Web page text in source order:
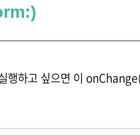
행하고 싶으면 이